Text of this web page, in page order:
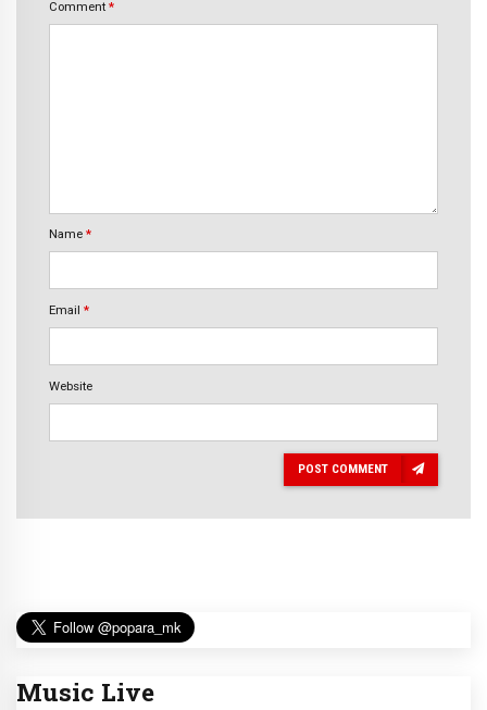
Comment *
Name *
Email *
Website
POST COMMENT
Music Live